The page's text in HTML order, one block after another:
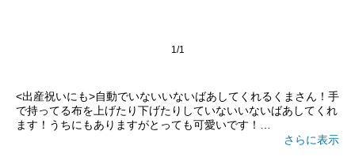
1/1
<出産祝いにも>自動でいないいないばあしてくれるくまさん！手
で持ってる布を上げたり下げたりしていないいないばあしてくれ
ます！うちにもありますがとっても可愛いです！
さらに表示